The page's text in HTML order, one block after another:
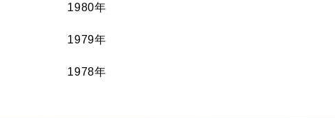
1980年
1979年
1978年